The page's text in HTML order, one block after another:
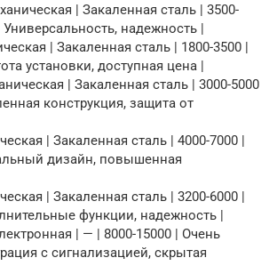
| Закаленная сталь | 3500-
надежность |
| Закаленная сталь | 1800-3500 |
установки, доступная цена |
| Закаленная сталь | 3000-5000
конструкция, защита от
| Закаленная сталь | 4000-7000 |
дизайн, повышенная
| Закаленная сталь | 3200-6000 |
функции, надежность |
| — | 8000-15000 | Очень
с сигнализацией, скрытая